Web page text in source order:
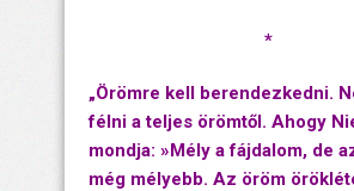
*
„Örömre kell berendezkedni.
félni a teljes örömtől. Ahogy
mondja: »Mély a fájdalom, de
még mélyebb. Az öröm